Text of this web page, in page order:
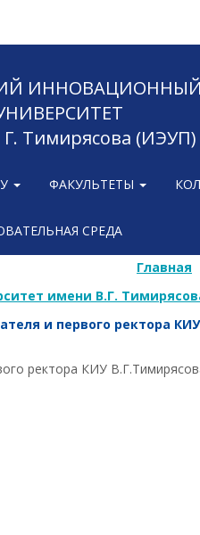
ИННОВАЦИОННЫЙ
Тимирясова (ИЭУП)
ФАКУЛЬТЕТЫ
СРЕДА
Главная
имени В.Г.
и первого ректора
ректора КИУ